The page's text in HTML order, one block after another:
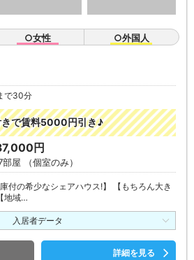
○女性 ○外国人
で30分
きで賃料5000円引き♪
円
部屋 （個室のみ）
付の希少なシェアハウス!】 【もちろん大き
地域…
入居者データ
詳細を見る